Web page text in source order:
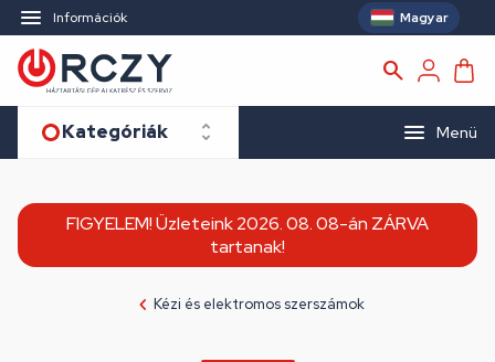
Információk Magyar
Kategóriák Menü
FIGYELEM! Üzleteink 2026. 08. 08-án ZÁRVA
tartanak!
Kézi és elektromos szerszámok